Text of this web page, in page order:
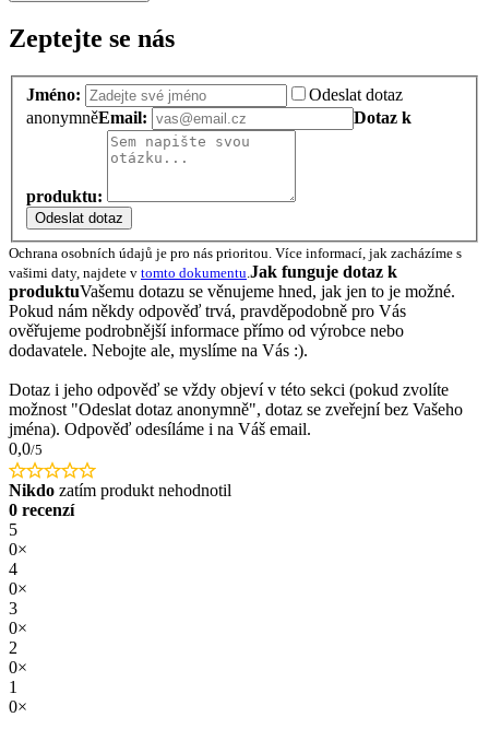
Zeptejte se nás
Jméno:
Odeslat dotaz
anonymněEmail: Dotaz k
produktu:
Odeslat dotaz
Ochrana osobních údajů je pro nás prioritou. Více informací, jak zacházíme s
vašimi daty, najdete v tomto dokumentu.Jak funguje dotaz k
produktuVašemu dotazu se věnujeme hned, jak jen to je možné.
Pokud nám někdy odpověď trvá, pravděpodobně pro Vás
ověřujeme podrobnější informace přímo od výrobce nebo
dodavatele. Nebojte ale, myslíme na Vás :).
Dotaz i jeho odpověď se vždy objeví v této sekci (pokud zvolíte
možnost "Odeslat dotaz anonymně", dotaz se zveřejní bez Vašeho
jména). Odpověď odesíláme i na Váš email.
0,0/5
Nikdo zatím produkt nehodnotil
0 recenzí
5
0×
4
0×
3
0×
2
0×
1
0×